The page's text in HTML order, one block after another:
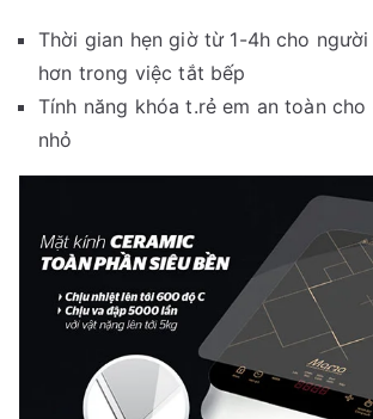
Thời gian hẹn giờ từ 1-4h cho
hơn trong việc tắt bếp
Tính năng khóa t.rẻ em an toàn
nhỏ